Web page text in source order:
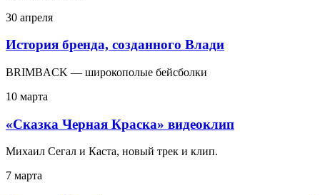
30 апреля
История бренда, созданного Влади
BRIMBACK — широкополые бейсболки
10 марта
«Сказка Черная Краска» видеоклип
Михаил Сегал и Каста, новый трек и клип.
7 марта